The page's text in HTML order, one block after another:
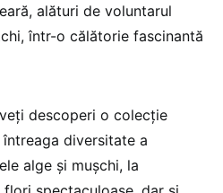
alături de voluntarul
într-o călătorie fascinantă
descoperi o colecție
diversitate a
alge și mușchi, la